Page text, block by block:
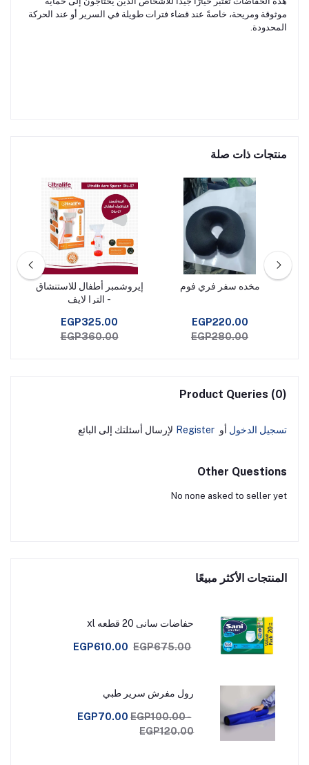
موثوقة ومريحة، خاصةً عند قضاء فترات طويلة في السرير أو عند الحركة
المحدودة.
منتجات ذات صلة
مخده سفر فري فوم
EGP220.00
EGP280.00
إيروشمبر أطفال للاستنشاق
- الترا لايف
EGP325.00
EGP360.00
Product Queries (0)
تسجيل الدخول أو Register لإرسال أسئلتك إلى البائع
Other Questions
No none asked to seller yet
المنتجات الأكثر مبيعًا
حفاضات سانى 20 قطعه xl
EGP610.00 EGP675.00
رول مفرش سرير طبي
EGP70.00 EGP100.00 -
EGP120.00